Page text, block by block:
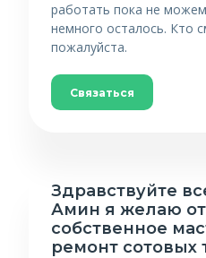
работать пока не
немного осталось. Кто
пожалуйста.
Связаться
Здравствуйте
Амин я желаю
собственное
ремонт сотовых